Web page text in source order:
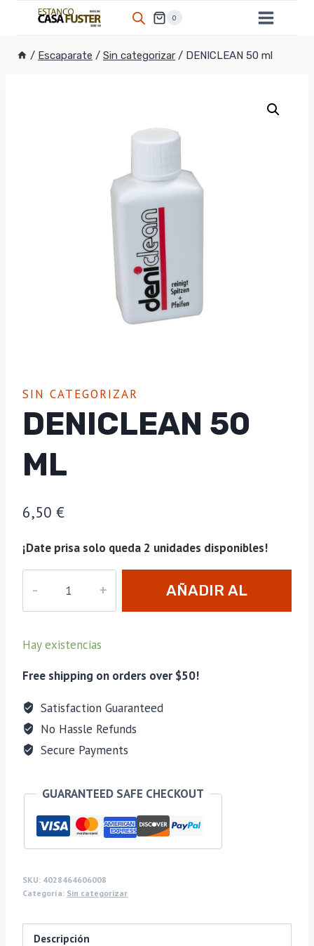
0
/ Escaparate / Sin categorizar / DENICLEAN 50 ml
SIN CATEGORIZAR
DENICLEAN 50
ML
6,50 €
¡Date prisa solo queda 2 unidades disponibles!
ml
AÑADIR AL
Hay existencias
Free shipping on orders over $50!
Satisfaction Guaranteed
No Hassle Refunds
Secure Payments
GUARANTEED SAFE CHECKOUT
SKU: 4028464606008
Categoría: Sin categorizar
Descripción